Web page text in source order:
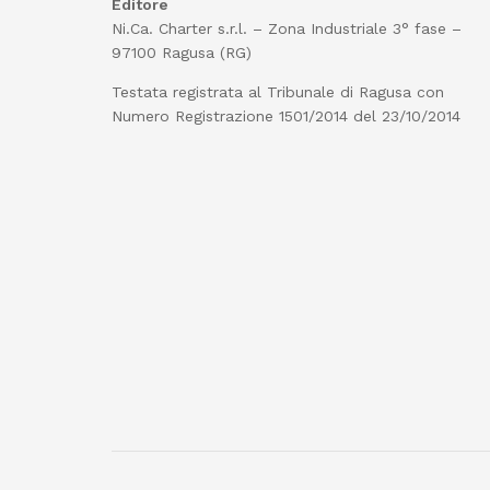
Editore
Ni.Ca. Charter s.r.l. – Zona Industriale 3° fase –
97100 Ragusa (RG)
Testata registrata al Tribunale di Ragusa con
Numero Registrazione 1501/2014 del 23/10/2014